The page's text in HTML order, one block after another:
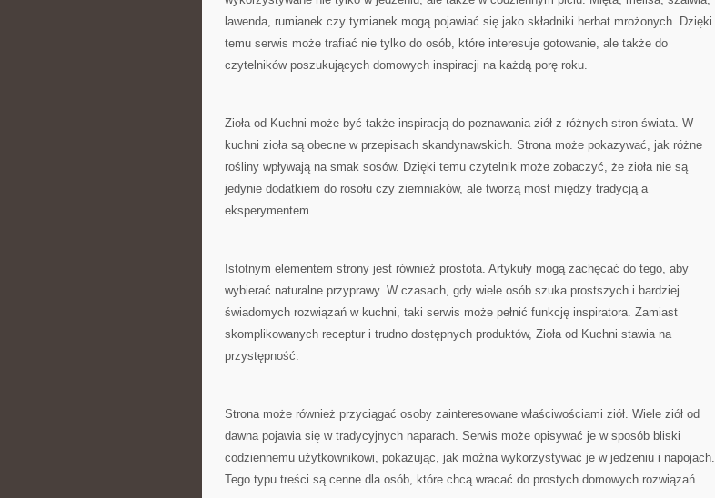
lawenda, rumianek czy tymianek mogą pojawiać się jako składniki herbat mrożonych. Dzięki
temu serwis może trafiać nie tylko do osób, które interesuje gotowanie, ale także do
czytelników poszukujących domowych inspiracji na każdą porę roku.
Zioła od Kuchni może być także inspiracją do poznawania ziół z różnych stron świata. W
kuchni zioła są obecne w przepisach skandynawskich. Strona może pokazywać, jak różne
rośliny wpływają na smak sosów. Dzięki temu czytelnik może zobaczyć, że zioła nie są
jedynie dodatkiem do rosołu czy ziemniaków, ale tworzą most między tradycją a
eksperymentem.
Istotnym elementem strony jest również prostota. Artykuły mogą zachęcać do tego, aby
wybierać naturalne przyprawy. W czasach, gdy wiele osób szuka prostszych i bardziej
świadomych rozwiązań w kuchni, taki serwis może pełnić funkcję inspiratora. Zamiast
skomplikowanych receptur i trudno dostępnych produktów, Zioła od Kuchni stawia na
przystępność.
Strona może również przyciągać osoby zainteresowane właściwościami ziół. Wiele ziół od
dawna pojawia się w tradycyjnych naparach. Serwis może opisywać je w sposób bliski
codziennemu użytkownikowi, pokazując, jak można wykorzystywać je w jedzeniu i napojach.
Tego typu treści są cenne dla osób, które chcą wracać do prostych domowych rozwiązań.